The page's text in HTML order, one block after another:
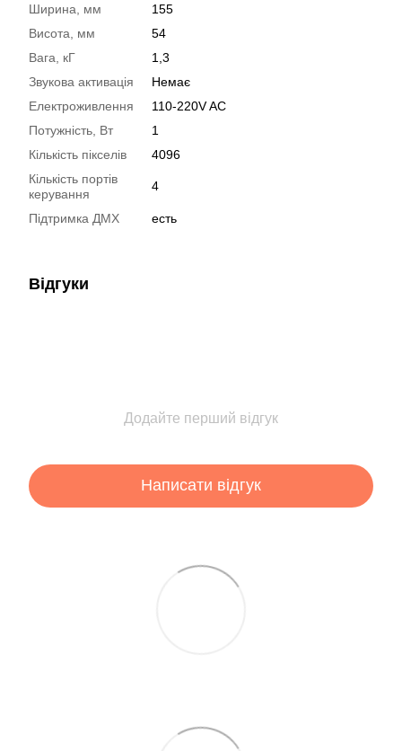
Ширина, мм
155
Висота, мм
54
Вага, кГ
1,3
Звукова активація
Немає
Електроживлення
110-220V AC
Потужність, Вт
1
Кількість пікселів
4096
Кількість портів
керування
4
Підтримка ДМХ есть
Відгуки
Додайте перший відгук
Написати відгук